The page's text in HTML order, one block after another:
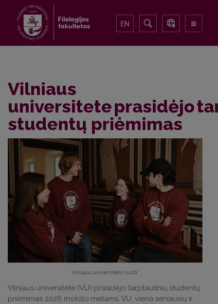
EN
Vilniaus
universitete prasidėjo
studentų priėmimas
Vilniaus universiteto nuotr.
Vilniaus universitete (VU) prasidėjo tarptautinių studentų
priėmimas 2026 mokslo metams. VU, viena seniausių ir